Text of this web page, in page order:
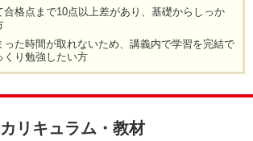
合格点まで10点以上差があり、基礎からしっか
った時間が取れないため、講義内で学習を完結で
くり勉強したい方
カリキュラム・教材